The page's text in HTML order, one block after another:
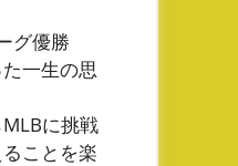
グ優勝
一生の思
に挑戦
ことを楽